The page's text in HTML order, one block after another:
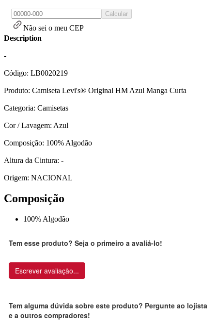
Calcular
Não sei o meu CEP
Description
-
Código: LB0020219
Produto: Camiseta Levi's® Original HM Azul Manga Curta
Categoria: Camisetas
Cor / Lavagem: Azul
Composição: 100% Algodão
Altura da Cintura: -
Origem: NACIONAL
Composição
100% Algodão
Tem esse produto? Seja o primeiro a avaliá-lo!
Escrever avaliação...
Tem alguma dúvida sobre este produto? Pergunte ao lojista
e a outros compradores!